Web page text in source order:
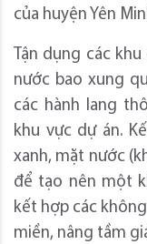
của huyện Yên
Tận dụng các
nước bao xung
các hành lang
khu vực dự án.
xanh, mặt nước
để tạo nên một
kết hợp các
miền, nâng tầm